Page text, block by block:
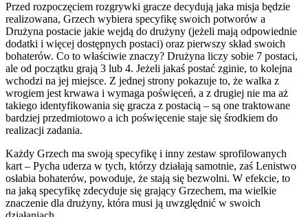
Przed rozpoczęciem rozgrywki gracze decydują jaka misja będzie
realizowana, Grzech wybiera specyfikę swoich potworów a
Drużyna postacie jakie wejdą do drużyny (jeżeli mają odpowiednie
dodatki i więcej dostępnych postaci) oraz pierwszy skład swoich
bohaterów. Co to właściwie znaczy? Drużyna liczy sobie 7 postaci,
ale od początku grają 3 lub 4. Jeżeli jakaś postać zginie, to kolejna
wchodzi na jej miejsce. Z jednej strony pokazuje to, że walka z
wrogiem jest krwawa i wymaga poświęceń, a z drugiej nie ma aż
takiego identyfikowania się gracza z postacią – są one traktowane
bardziej przedmiotowo a ich poświęcenie staje się środkiem do
realizacji zadania.
Każdy Grzech ma swoją specyfikę i inny zestaw sprofilowanych
kart – Pycha uderza w tych, którzy działają samotnie, zaś Lenistwo
osłabia bohaterów, powoduje, że stają się bezwolni. W efekcie, to
na jaką specyfikę zdecyduje się grający Grzechem, ma wielkie
znaczenie dla drużyny, która musi ją uwzględnić w swoich